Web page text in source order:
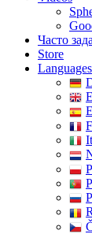
Часто
Store
Languages